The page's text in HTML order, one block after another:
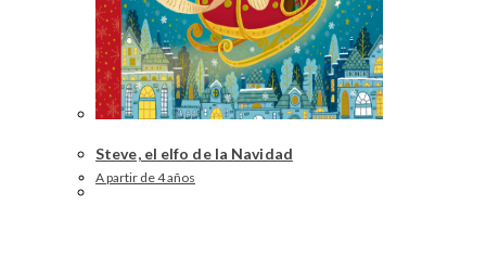
Steve, el elfo de la Navidad
A partir de 4 años